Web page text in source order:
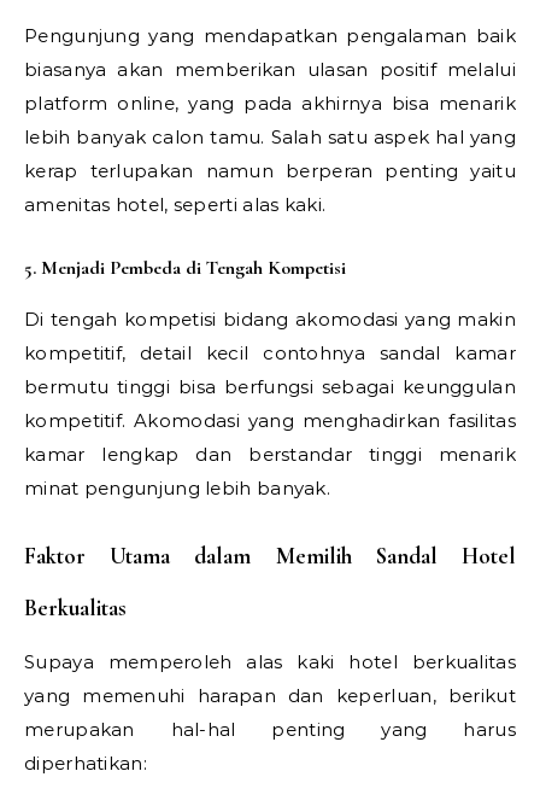
Pengunjung yang mendapatkan pengalaman baik
biasanya akan memberikan ulasan positif melalui
platform online, yang pada akhirnya bisa menarik
lebih banyak calon tamu. Salah satu aspek hal yang
kerap terlupakan namun berperan penting yaitu
amenitas hotel, seperti alas kaki.
5. Menjadi Pembeda di Tengah Kompetisi
Di tengah kompetisi bidang akomodasi yang makin
kompetitif, detail kecil contohnya sandal kamar
bermutu tinggi bisa berfungsi sebagai keunggulan
kompetitif. Akomodasi yang menghadirkan fasilitas
kamar lengkap dan berstandar tinggi menarik
minat pengunjung lebih banyak.
Faktor Utama dalam Memilih Sandal Hotel
Berkualitas
Supaya memperoleh alas kaki hotel berkualitas
yang memenuhi harapan dan keperluan, berikut
merupakan hal-hal penting yang harus
diperhatikan: